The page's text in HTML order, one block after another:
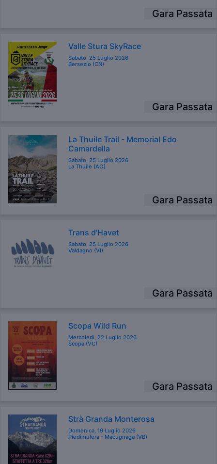
Gara Passata
Valle Stura SkyRace
Sabato, 25 Luglio 2026
Bersezio (CN)
Gara Passata
La Thuile Trail - Memorial Edo
Camardella
Sabato, 25 Luglio 2026
La Thuile (AO)
Gara Passata
Trans d'Havet
Sabato, 25 Luglio 2026
Valdagno (VI)
Gara Passata
Scopa Wild Run
Mercoledì, 22 Luglio 2026
Scopa (VC)
Gara Passata
Strà Granda Monterosa
Domenica, 19 Luglio 2026
Piedimulera - Macugnaga (VB)